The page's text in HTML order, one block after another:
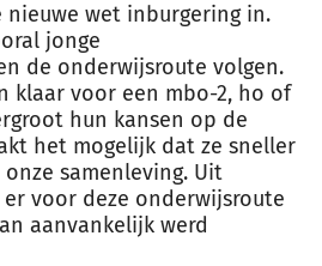
nieuwe wet inburgering in.
jonge
de onderwijsroute volgen.
klaar voor een mbo-2, ho of
hun kansen op de
het mogelijk dat ze sneller
samenleving. Uit
voor deze onderwijsroute
aanvankelijk werd